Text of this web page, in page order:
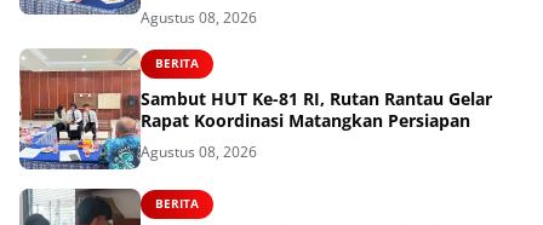
Agustus 08, 2026
BERITA
Sambut HUT Ke-81 RI, Rutan Rantau Gelar
Rapat Koordinasi Matangkan Persiapan
Agustus 08, 2026
BERITA